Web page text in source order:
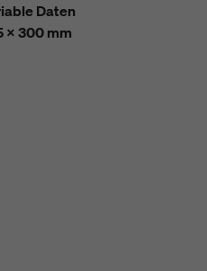
Daten
x 300 mm